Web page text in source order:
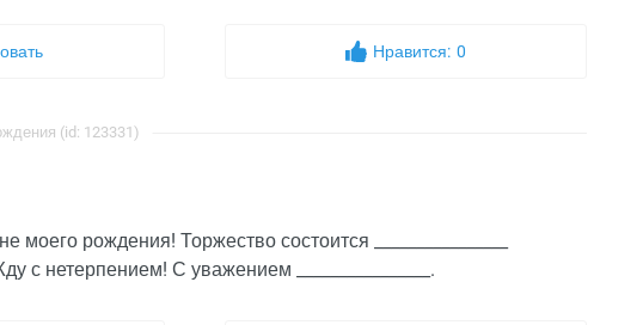
Нравится: 0
(id: 123331)
моего рождения! Торжество состоится ________________
с нетерпением! С уважением ________________.